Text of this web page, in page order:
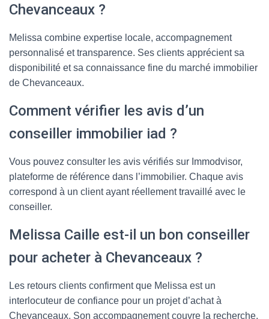
Chevanceaux ?
Melissa combine expertise locale, accompagnement
personnalisé et transparence. Ses clients apprécient sa
disponibilité et sa connaissance fine du marché immobilier
de Chevanceaux.
Comment vérifier les avis d’un
conseiller immobilier iad ?
Vous pouvez consulter les avis vérifiés sur Immodvisor,
plateforme de référence dans l’immobilier. Chaque avis
correspond à un client ayant réellement travaillé avec le
conseiller.
Melissa Caille est-il un bon conseiller
pour acheter à Chevanceaux ?
Les retours clients confirment que Melissa est un
interlocuteur de confiance pour un projet d’achat à
Chevanceaux. Son accompagnement couvre la recherche,